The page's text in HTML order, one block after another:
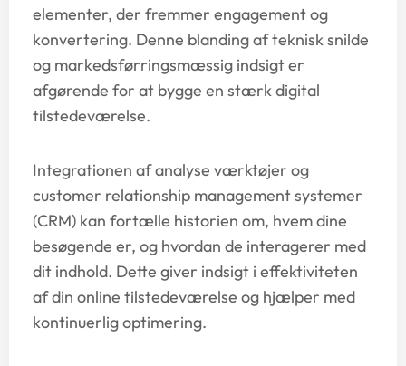
elementer, der fremmer engagement og
konvertering. Denne blanding af teknisk snilde
og markedsførringsmæssig indsigt er
afgørende for at bygge en stærk digital
tilstedeværelse.
Integrationen af analyse værktøjer og
customer relationship management systemer
(CRM) kan fortælle historien om, hvem dine
besøgende er, og hvordan de interagerer med
dit indhold. Dette giver indsigt i effektiviteten
af din online tilstedeværelse og hjælper med
kontinuerlig optimering.